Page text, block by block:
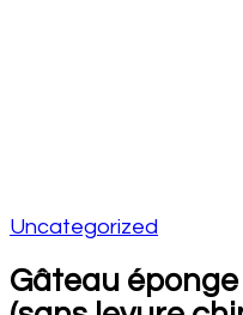
Uncategorized
Gâteau